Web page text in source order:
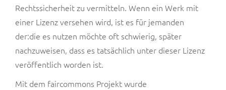
Rechtssicherheit zu vermitteln. Wenn ein Werk mit
einer Lizenz versehen wird, ist es für jemanden
der:die es nutzen möchte oft schwierig, später
nachzuweisen, dass es tatsächlich unter dieser Lizenz
veröffentlich worden ist.
Mit dem faircommons Projekt wurde